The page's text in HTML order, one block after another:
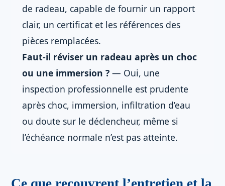
de radeau, capable de fournir un rapport
clair, un certificat et les références des
pièces remplacées.
Faut-il réviser un radeau après un choc
ou une immersion ? — Oui, une
inspection professionnelle est prudente
après choc, immersion, infiltration d’eau
ou doute sur le déclencheur, même si
l’échéance normale n’est pas atteinte.